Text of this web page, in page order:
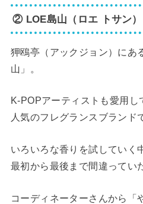
② LOE島山（ロエ トサン）
狎鴎亭（アックジョン）にあ
山」。
K-POPアーティストも愛用し
人気のフレグランスブランド
いろいろな香りを試していく
最初から最後まで間違ってい
コーディネーターさんから「